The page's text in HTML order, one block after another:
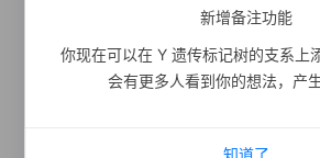
O-
O-MF559888
新增备注功能
你现在可以在 Y 遗传标记树的支系上
会有更多人看到你的想法，产
知道了